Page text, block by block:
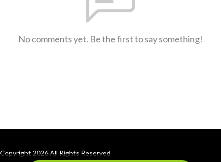
No comments yet. Be the first to say something!
Copyright 2026 All Rights Reserved